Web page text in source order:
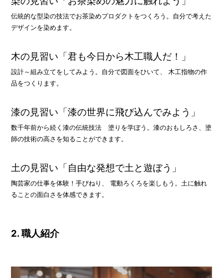
伝統的な型染の技法でお茶染めプロダクトをつくろう。自分で考えた
デザインを染めます。
木の見習い「君も今日から木工職人だ！」
設計～組み立てをしてみよう。自分で図面をひいて、 木工指物の作
品をつくります。
漆の見習い「漆の世界に飛び込んでみよう」
数千年前から続く漆の伝統技法 塗りを学ぼう。漆のおもしろさ、塗
師の技術の高さを知ることができます。
土の見習い「自由な発想で土と遊ぼう」
陶芸家の仕事を体験！手びねり、 電動ろくろを楽しもう。土に触れ
ることの面白さを体感できます。
2. 職人紹介